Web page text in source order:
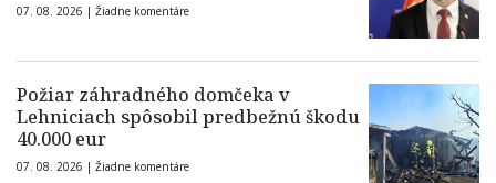
07. 08. 2026 | Žiadne komentáre
Požiar záhradného domčeka v
Lehniciach spôsobil predbežnú škodu
40.000 eur
07. 08. 2026 | Žiadne komentáre